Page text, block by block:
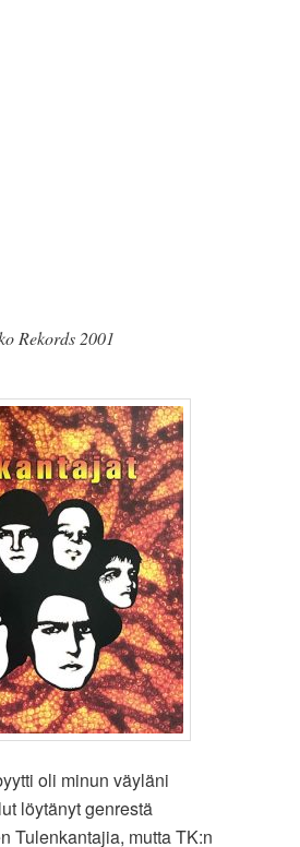
Rekords 2001
oli minun väyläni
löytänyt genrestä
Tulenkantajia, mutta TK:n